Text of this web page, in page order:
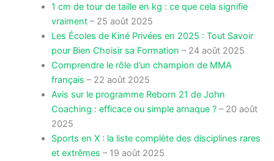
1 cm de tour de taille en kg : ce que cela signifie
vraiment– 25 août 2025
Les Écoles de Kiné Privées en 2025 : Tout Savoir
pour Bien Choisir sa Formation – 24 août 2025
Comprendre le rôle d’un champion de MMA
français – 22 août 2025
Avis sur le programme Reborn 21 de John
Coaching : efficace ou simple arnaque ?– 20 août
2025
Sports en X : la liste complète des disciplines rares
et extrêmes – 19 août 2025